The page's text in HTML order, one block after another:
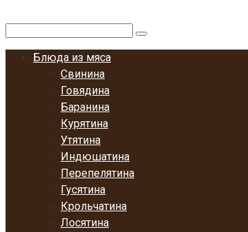
Блюда из мяса
Свинина
Говядина
Баранина
Курятина
Утятина
Индюшатина
Перепелятина
Гусятина
Крольчатина
Лосятина